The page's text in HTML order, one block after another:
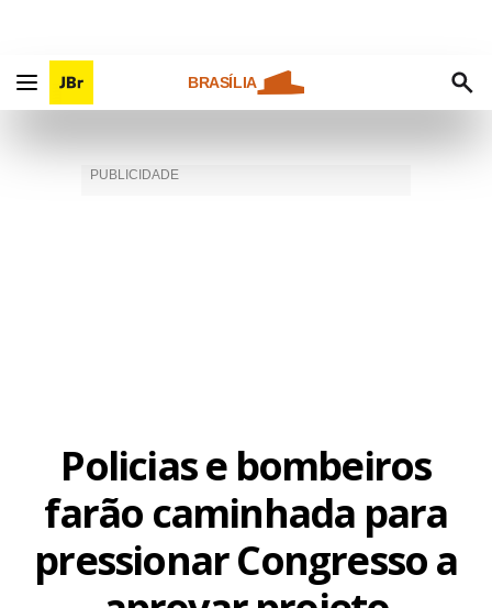
BRASÍLIA
Policias e bombeiros
farão caminhada para
pressionar Congresso a